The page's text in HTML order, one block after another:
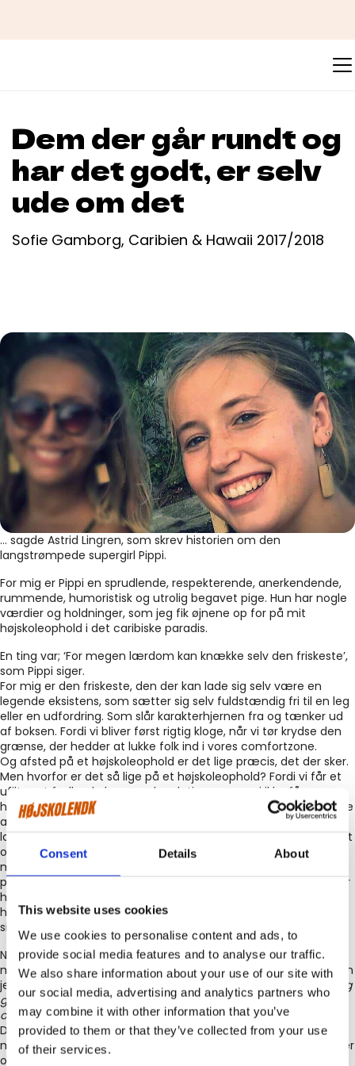
Consent Details About
This website uses cookies
We use cookies to personalise content and ads, to
provide social media features and to analyse our traffic.
We also share information about your use of our site with
our social media, advertising and analytics partners who
may combine it with other information that you’ve
provided to them or that they’ve collected from your use
of their services.
Dem der går rundt og
har det godt, er selv
ude om det
Sofie Gamborg, Caribien & Hawaii 2017/2018
… sagde Astrid Lingren, som skrev historien om den
langstrømpede supergirl Pippi.
For mig er Pippi en sprudlende, respekterende, anerkendende,
rummende, humoristisk og utrolig begavet pige. Hun har nogle
værdier og holdninger, som jeg fik øjnene op for på mit
højskoleophold i det caribiske paradis.
En ting var; ‘For megen lærdom kan knække selv den friskeste’,
som Pippi siger.
For mig er den friskeste, den der kan lade sig selv være en
legende eksistens, som sætter sig selv fuldstændig fri til en leg
eller en udfordring. Som slår karakterhjernen fra og tænker ud
af boksen. Fordi vi bliver først rigtig kloge, når vi tør krydse den
grænse, der hedder at lukke folk ind i vores comfortzone.
Og afsted på et højskoleophold er det lige præcis, det der sker.
Men hvorfor er det så lige på et højskoleophold? Fordi vi får et
ufiltreret fællesskab og nogle relationer, som vi ikke får
herhjemme. Fordi de venskaber vi får omme på den anden side
af jorden, indeholder en stabilitet, tryghed og en helt speciel
lærdom. Vi kan sammen bunde på dybt vand. Der er lagt noget
oven i de relationer, vi får til mennesker, vi rejser med på den
måde. Det er motiverende at være et sted, hvor der er total
plads til at være dig, hvor vi har tid til os selv og hvor vi rummer
hinanden. Alt dette blev for mig meget vigtigere lærdom, end
hvad man lære om i en bog. Fortolker jeg rigtigt på hvad Pippi
siger, mener jeg, at hun mener det samme.
Noget som også satte i gang hos mig, var nogle andre
menneskelige aspekter i Pippis verden – spørgsmål om hvordan
jeg egentlig allerhelst ville leve mit liv;
Hvem er jeg? Hvem vil jeg
gerne være? Hvad gør mig glad? Hvilke mennesker nærer mig
og hvilke værdier er vigtige for mig at holde fast i?
Der kom et eller andet godt ind i billedet, efter jeg sammen
med 29 andre støbte et fælles sprog, nogle fællesskabsværdier
og ikke mindst bare vågnede op med en nysgerrighed på